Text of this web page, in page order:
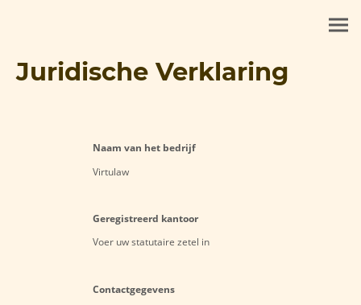
Juridische Verklaring
Naam van het bedrijf
Virtulaw
Geregistreerd kantoor
Voer uw statutaire zetel in
Contactgegevens